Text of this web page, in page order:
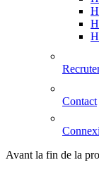
Contact
Avant la fin de la